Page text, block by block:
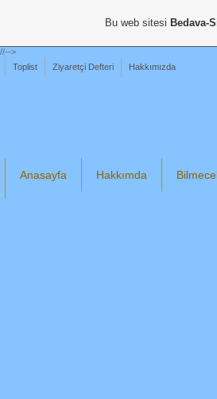
//-->
Toplist
Ziyaretçi Defteri Hakkımızda
Anasayfa Hakkımda
Bu web sitesi Bedava-